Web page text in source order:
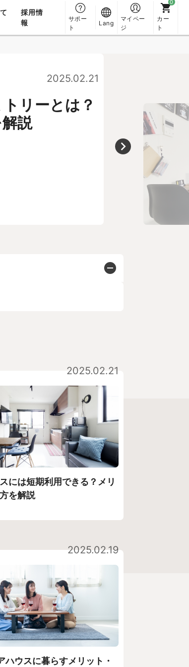
採用情
報
サポー
ト
Lang
マイペー
ジ
カー
ト
2025.02.21
リーとは？
説
2025.02.21
には短期利用できる？メリ
を解説
2025.02.19
ハウスに暮らすメリット・